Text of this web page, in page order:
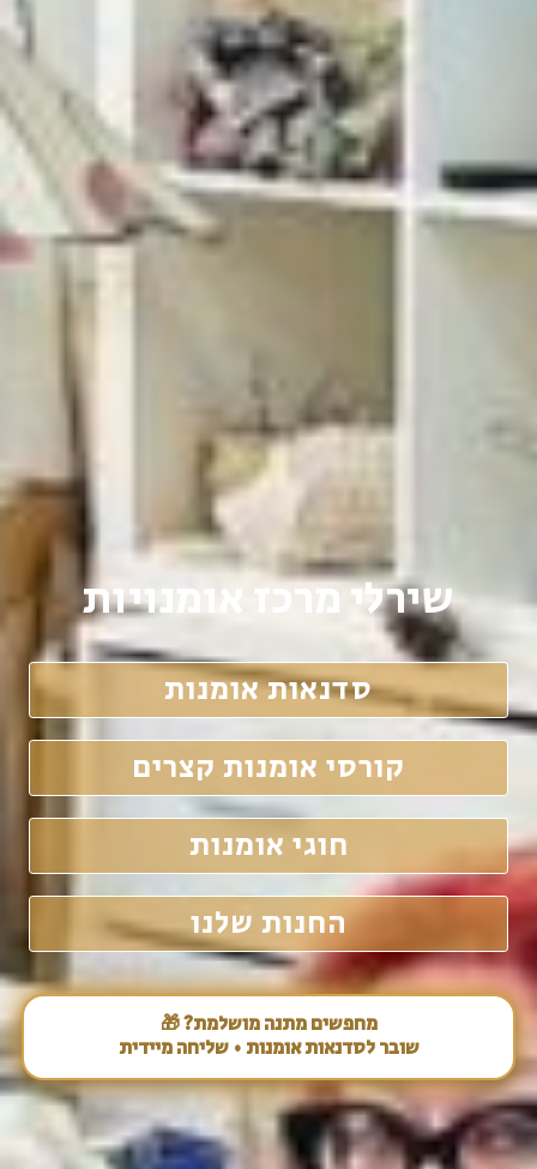
שירלי מרכז אומנויות
סדנאות אומנות
קורסי אומנות קצרים
חוגי אומנות
החנות שלנו
מחפשים מתנה מושלמת? 🎁
שובר לסדנאות אומנות • שליחה מיידית